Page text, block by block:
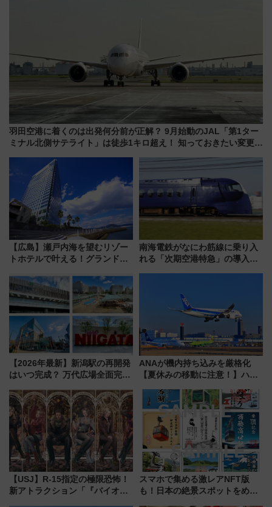
羽田空港に着くのは出発何分前が正解？ 9月始動のJAL「第1ター
ミナル北側サテライト」は徒歩1キロ超え！ 知っておきたい変更点
【広島】瀬戸内海を望むリゾー
トホテルで叶える！グランドプ
ディング＆カジュアルパーティ
ープラン
南海電鉄がなにわ筋線に乗り入
れる「次期空港特急」の導入を
【2026年最新】新潟駅の再開発
はいつ完成？ 万代広場全面完成
開発、バスタ新潟構想まで徹底
解説！
ANAが機内持ち込みを厳格化
【夏休みの移動に注意！】ハン
「身の回り品」新サイズ制限
(40×30×20cm)おさらい
【USJ】R-15指定の極限恐怖！
新アトラクション「『バイオハ
スマホで集める激レアNFT版
も！日本の絶景スポットをめぐ